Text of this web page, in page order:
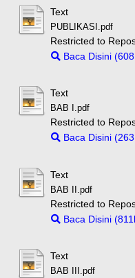
Text
PUBLIKASI.pdf
Restricted to
Baca Disini
Text
BAB I.pdf
Restricted to
Baca Disini
Text
BAB II.pdf
Restricted to
Baca Disini
Text
BAB III.pdf